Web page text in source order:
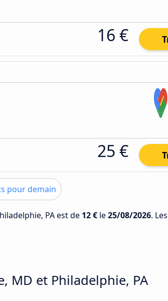
16 €
25 €
pour demain
PA est de 12 € le25/08/2026.
MD et Philadelphie, PA